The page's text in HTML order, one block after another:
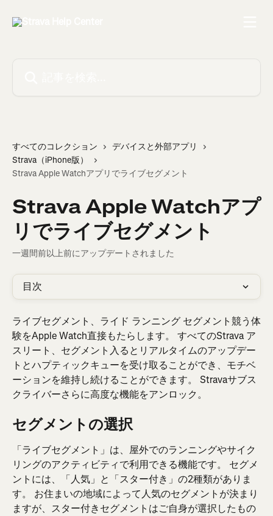
すべてのコレクション
デバイスと外部アプリ
Strava（iPhone版）
Strava Apple Watchアプリでライブセグメント
Strava Apple Watchアプ
リでライブセグメント
一週間前以上前にアップデートされました
目次
ライブセグメント、ライド ランニング セグメント競う体
験をApple Watch直接もたらします。 すべてのStrava ア
スリート、セグメント入るとリアルタイムのアップデー
トとハプティックキューを受け取ることができ、モチベ
ーションを維持し続けることができます。 Stravaサブス
クライバーさらに高度な機能をアンロック。
セグメントの選択
「ライブセグメント」は、屋外でのランニングやサイク
リングのアクティビティで利用できる機能です。 セグメ
ントには、「人気」と「スター付き」の2種類がありま
す。 お住まいの地域によって人気のセグメントが決まり
ますが、スター付きセグメントはご自身が選択したもの